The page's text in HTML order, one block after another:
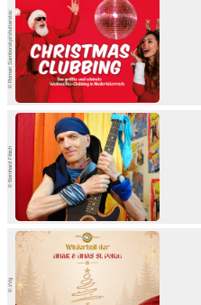
© Roman Samborskyi/shutterstoc
© Bernhard Fibich
© zVg